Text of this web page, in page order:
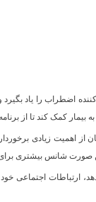
اضطراب را یاد
کمک کند تا از
از اهمیت زیادی
این صورت شانس بیشتری
اجتماعی